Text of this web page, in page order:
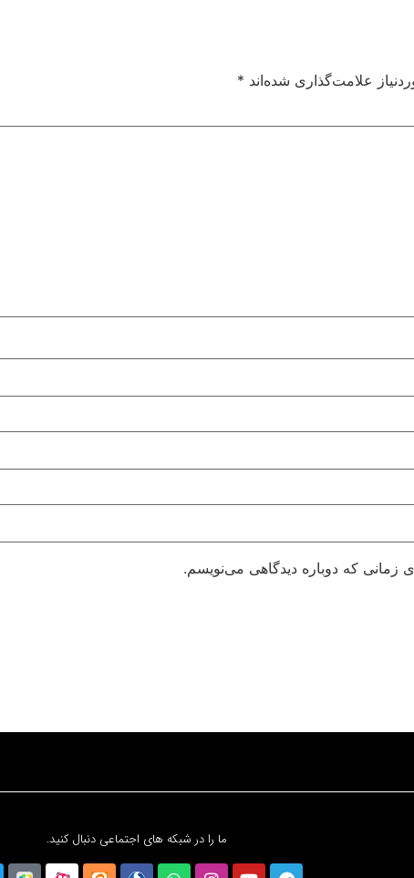
علامت‌گذاری شده‌اند *
زمانی که دوباره دیدگاهی می‌نویسم.
ما را در شبکه های اجتماعی دنبال کنید.